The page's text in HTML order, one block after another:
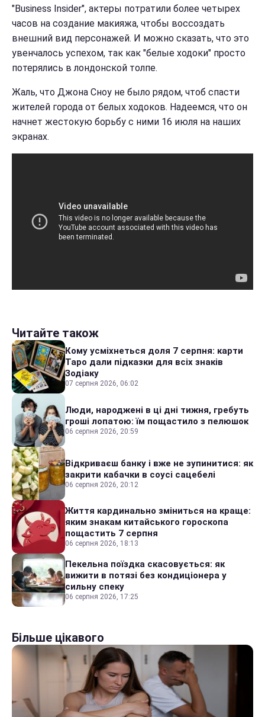
"Business Insider", актеры потратили более четырех
часов на создание макияжа, чтобы воссоздать
внешний вид персонажей. И можно сказать, что это
увенчалось успехом, так как "белые ходоки" просто
потерялись в лондонской толпе.
Жаль, что Джона Сноу не было рядом, чтоб спасти
жителей города от белых ходоков. Надеемся, что он
начнет жестокую борьбу с ними 16 июля на наших
экранах.
Читайте також
Кому усміхнеться доля 7 серпня: карти
Таро дали підказки для всіх знаків
Зодіаку
07 серпня 2026, 06:02
Люди, народжені в ці дні тижня, гребуть
гроші лопатою: їм пощастило з пелюшок
06 серпня 2026, 20:59
Відкриваєш банку і вже не зупинитися: як
закрити кабачки в соусі сацебелі
06 серпня 2026, 20:12
Життя кардинально зміниться на краще:
яким знакам китайського гороскопа
пощастить 7 серпня
06 серпня 2026, 18:13
Пекельна поїздка скасовується: як
вижити в потязі без кондиціонера у
сильну спеку
06 серпня 2026, 17:25
Більше цікавого